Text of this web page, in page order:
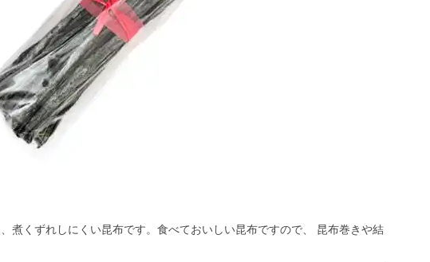
煮くずれしにくい昆布です。食べておいしい昆布ですので、 昆布巻きや結